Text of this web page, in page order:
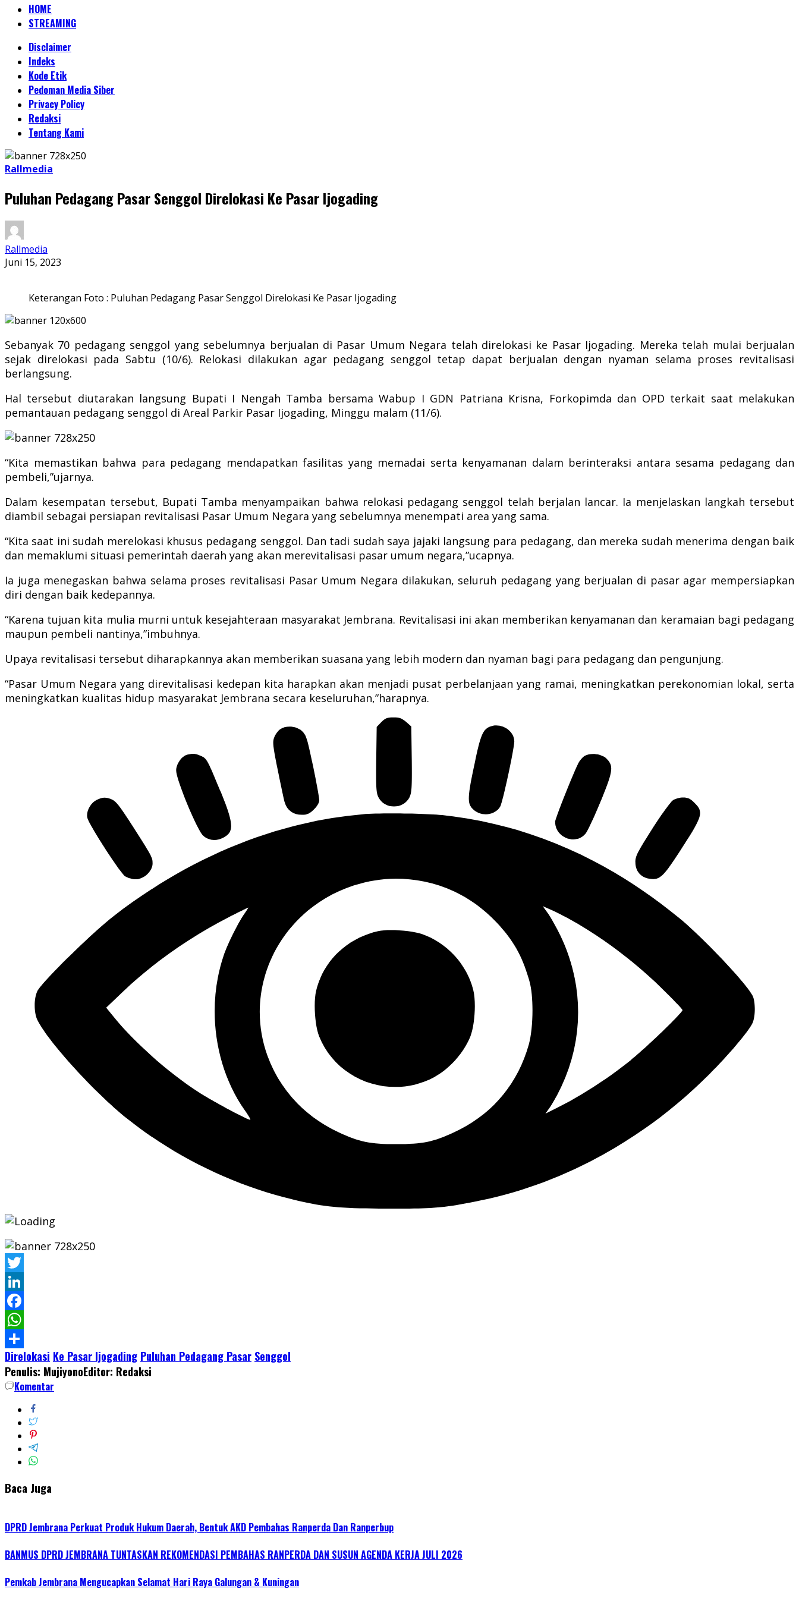
HOME
STREAMING
Disclaimer
Indeks
Kode Etik
Pedoman Media Siber
Privacy Policy
Redaksi
Tentang Kami
Rallmedia
Puluhan Pedagang Pasar Senggol Direlokasi Ke Pasar Ijogading
Rallmedia
Juni 15, 2023
Keterangan Foto : Puluhan Pedagang Pasar Senggol Direlokasi Ke Pasar Ijogading
Sebanyak 70 pedagang senggol yang sebelumnya berjualan di Pasar Umum Negara telah direlokasi ke Pasar Ijogading. Mereka telah mulai berjualan
sejak direlokasi pada Sabtu (10/6). Relokasi dilakukan agar pedagang senggol tetap dapat berjualan dengan nyaman selama proses revitalisasi
berlangsung.
Hal tersebut diutarakan langsung Bupati I Nengah Tamba bersama Wabup I GDN Patriana Krisna, Forkopimda dan OPD terkait saat melakukan
pemantauan pedagang senggol di Areal Parkir Pasar Ijogading, Minggu malam (11/6).
“Kita memastikan bahwa para pedagang mendapatkan fasilitas yang memadai serta kenyamanan dalam berinteraksi antara sesama pedagang dan
pembeli,”ujarnya.
Dalam kesempatan tersebut, Bupati Tamba menyampaikan bahwa relokasi pedagang senggol telah berjalan lancar. Ia menjelaskan langkah tersebut
diambil sebagai persiapan revitalisasi Pasar Umum Negara yang sebelumnya menempati area yang sama.
“Kita saat ini sudah merelokasi khusus pedagang senggol. Dan tadi sudah saya jajaki langsung para pedagang, dan mereka sudah menerima dengan baik
dan memaklumi situasi pemerintah daerah yang akan merevitalisasi pasar umum negara,”ucapnya.
Ia juga menegaskan bahwa selama proses revitalisasi Pasar Umum Negara dilakukan, seluruh pedagang yang berjualan di pasar agar mempersiapkan
diri dengan baik kedepannya.
“Karena tujuan kita mulia murni untuk kesejahteraan masyarakat Jembrana. Revitalisasi ini akan memberikan kenyamanan dan keramaian bagi pedagang
maupun pembeli nantinya,”imbuhnya.
Upaya revitalisasi tersebut diharapkannya akan memberikan suasana yang lebih modern dan nyaman bagi para pedagang dan pengunjung.
“Pasar Umum Negara yang direvitalisasi kedepan kita harapkan akan menjadi pusat perbelanjaan yang ramai, meningkatkan perekonomian lokal, serta
meningkatkan kualitas hidup masyarakat Jembrana secara keseluruhan,”harapnya.
Twitter
LinkedIn
Facebook
WhatsApp
Share
Direlokasi Ke Pasar Ijogading Puluhan Pedagang Pasar Senggol
Penulis: MujiyonoEditor: Redaksi
Komentar
Baca Juga
DPRD Jembrana Perkuat Produk Hukum Daerah, Bentuk AKD Pembahas Ranperda Dan Ranperbup
BANMUS DPRD JEMBRANA TUNTASKAN REKOMENDASI PEMBAHAS RANPERDA DAN SUSUN AGENDA KERJA JULI 2026
Pemkab Jembrana Mengucapkan Selamat Hari Raya Galungan & Kuningan